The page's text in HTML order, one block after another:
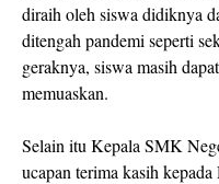
diraih oleh siswa didiknya
ditengah pandemi seperti
geraknya, siswa masih
memuaskan.
Selain itu Kepala SMK
ucapan terima kasih